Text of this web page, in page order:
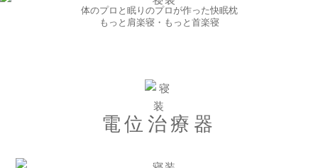
体のプロと眠りのプロが作った快眠枕
もっと肩楽寝・もっと首楽寝
電位治療器